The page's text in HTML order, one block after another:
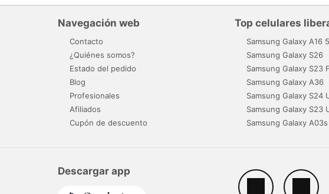
Navegación web
Contacto
¿Quiénes somos?
Estado del pedido
Blog
Profesionales
Afiliados
Cupón de descuento
Top celulares
Samsung Galaxy A16
Samsung Galaxy S26
Samsung Galaxy S23
Samsung Galaxy A36
Samsung Galaxy S24
Samsung Galaxy S23
Samsung Galaxy A03s
Descargar app